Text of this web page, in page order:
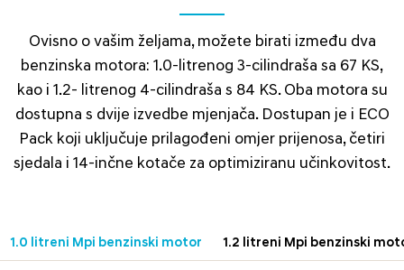
Ovisno o vašim željama, možete birati između dva
benzinska motora: 1.0-litrenog 3-cilindraša sa 67 KS,
kao i 1.2- litrenog 4-cilindraša s 84 KS. Oba motora su
dostupna s dvije izvedbe mjenjača. Dostupan je i ECO
Pack koji uključuje prilagođeni omjer prijenosa, četiri
sjedala i 14-inčne kotače za optimiziranu učinkovitost.
1.0 litreni Mpi benzinski motor 1.2 litreni Mpi benzinski